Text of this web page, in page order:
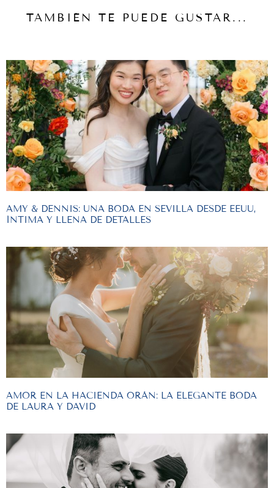
TAMBIÉN TE PUEDE GUSTAR...
AMY & DENNIS: UNA BODA EN SEVILLA DESDE EEUU,
ÍNTIMA Y LLENA DE DETALLES
AMOR EN LA HACIENDA ORÁN: LA ELEGANTE BODA
DE LAURA Y DAVID